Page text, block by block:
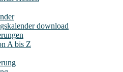
download
A bis Z